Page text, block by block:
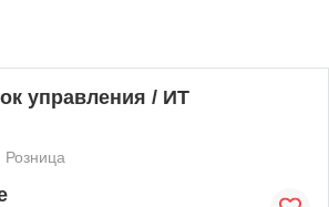
управления / ИТ
Розница